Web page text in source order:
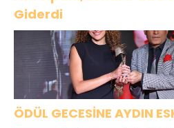
Giderdi
ÖDÜL GECESİNE AYDIN